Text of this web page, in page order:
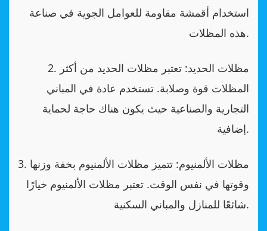
استخدام أقمشة مقاومة للعوامل الجوية في صناعة
هذه المظلات.
2. مظلات الحديد: تعتبر مظلات الحديد من أكثر
المظلات قوة وصلابة. تستخدم عادة في المباني
التجارية والصناعية حيث يكون هناك حاجة لحماية
إضافية.
3. مظلات الألمنيوم: تتميز مظلات الألمنيوم بخفة وزنها
وقوتها في نفس الوقت. تعتبر مظلات الألمنيوم خيارًا
شائعًا للمنازل والمباني السكنية.